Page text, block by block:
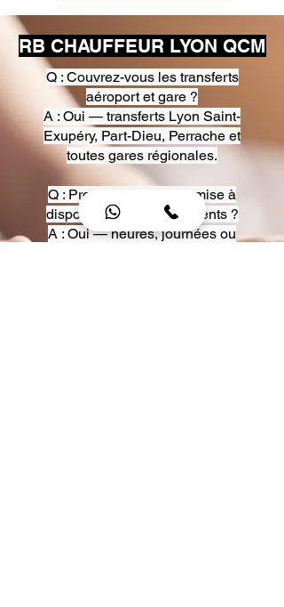
RB CHAUFFEUR LYON QCM
Q : Couvrez-vous les transferts
aéroport et gare ?
A : Oui — transferts Lyon Saint-
Exupéry, Part-Dieu, Perrache et
toutes gares régionales.
Q : Proposez-vous une mise à
disposition pour événements ?
A : Oui — heures, journées ou